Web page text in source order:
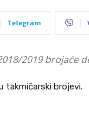
Telegram
2019 brojaće
takmičarski brojevi.